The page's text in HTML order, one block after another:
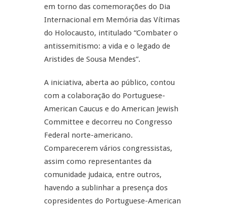
em torno das comemorações do Dia
Internacional em Memória das Vítimas
do Holocausto, intitulado “Combater o
antissemitismo: a vida e o legado de
Aristides de Sousa Mendes”.
A iniciativa, aberta ao público, contou
com a colaboração do Portuguese-
American Caucus e do American Jewish
Committee e decorreu no Congresso
Federal norte-americano.
Comparecerem vários congressistas,
assim como representantes da
comunidade judaica, entre outros,
havendo a sublinhar a presença dos
copresidentes do Portuguese-American